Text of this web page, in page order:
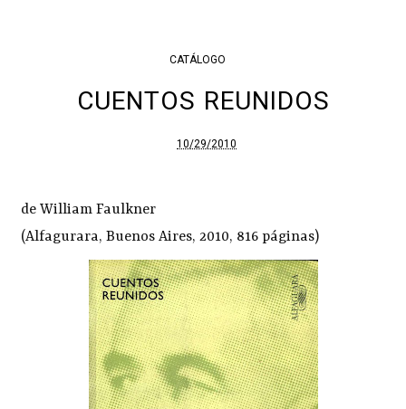
CATÁLOGO
CUENTOS REUNIDOS
10/29/2010
de William Faulkner
(Alfagurara, Buenos Aires, 2010, 816 páginas)